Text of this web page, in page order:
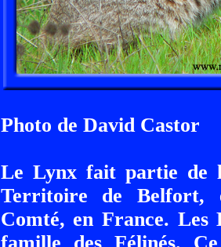
Photo de David Castor
Le Lynx fait partie de
Territoire de Belfort,
Comté, en France. Les